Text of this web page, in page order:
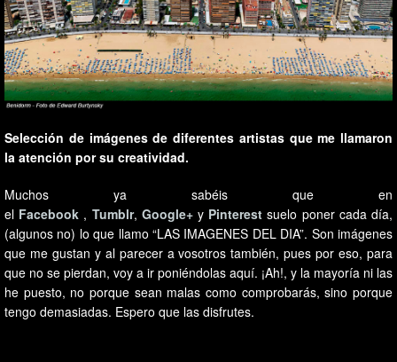
Selección de imágenes de diferentes artistas que me llamaron
la atención por su creatividad.
Muchos ya sabéis que en
el Facebook , Tumblr, Google+y Pinterest suelo poner cada día,
(algunos no) lo que llamo “LAS IMAGENES DEL DIA”. Son imágenes
que me gustan y al parecer a vosotros también, pues por eso, para
que no se pierdan, voy a ir poniéndolas aquí. ¡Ah!, y la mayoría ni las
he puesto, no porque sean malas como comprobarás, sino porque
tengo demasiadas. Espero que las disfrutes.